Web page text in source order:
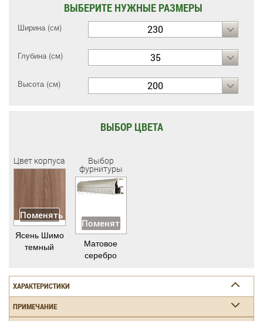
ВЫБЕРИТЕ НУЖНЫЕ РАЗМЕРЫ
Ширина (см) 230
Глубина (см) 35
Высота (см) 200
ВЫБОР ЦВЕТА
Цвет корпуса
Поменять
Ясень Шимо
темный
Выбор
фурнитуры
Поменять
Матовое
серебро
ХАРАКТЕРИСТИКИ
ПРИМЕЧАНИЕ